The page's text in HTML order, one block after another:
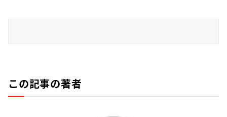
この記事の著者